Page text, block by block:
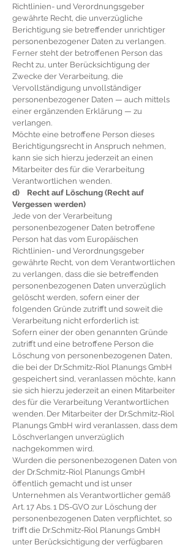
Richtlinien- und Verordnungsgeber
gewährte Recht, die unverzügliche
Berichtigung sie betreffender unrichtiger
personenbezogener Daten zu verlangen.
Ferner steht der betroffenen Person das
Recht zu, unter Berücksichtigung der
Zwecke der Verarbeitung, die
Vervollständigung unvollständiger
personenbezogener Daten — auch mittels
einer ergänzenden Erklärung — zu
verlangen.
Möchte eine betroffene Person dieses
Berichtigungsrecht in Anspruch nehmen,
kann sie sich hierzu jederzeit an einen
Mitarbeiter des für die Verarbeitung
Verantwortlichen wenden.
d) Recht auf Löschung (Recht auf
Vergessen werden)
Jede von der Verarbeitung
personenbezogener Daten betroffene
Person hat das vom Europäischen
Richtlinien- und Verordnungsgeber
gewährte Recht, von dem Verantwortlichen
zu verlangen, dass die sie betreffenden
personenbezogenen Daten unverzüglich
gelöscht werden, sofern einer der
folgenden Gründe zutrifft und soweit die
Verarbeitung nicht erforderlich ist:
Sofern einer der oben genannten Gründe
zutrifft und eine betroffene Person die
Löschung von personenbezogenen Daten,
die bei der Dr.Schmitz-Riol Planungs GmbH
gespeichert sind, veranlassen möchte, kann
sie sich hierzu jederzeit an einen Mitarbeiter
des für die Verarbeitung Verantwortlichen
wenden. Der Mitarbeiter der Dr.Schmitz-Riol
Planungs GmbH wird veranlassen, dass dem
Löschverlangen unverzüglich
nachgekommen wird.
Wurden die personenbezogenen Daten von
der Dr.Schmitz-Riol Planungs GmbH
öffentlich gemacht und ist unser
Unternehmen als Verantwortlicher gemäß
Art. 17 Abs. 1 DS-GVO zur Löschung der
personenbezogenen Daten verpflichtet, so
trifft die Dr.Schmitz-Riol Planungs GmbH
unter Berücksichtigung der verfügbaren